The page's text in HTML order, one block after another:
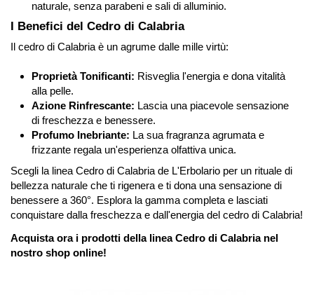
naturale, senza parabeni e sali di alluminio.
I Benefici del Cedro di Calabria
Il cedro di Calabria è un agrume dalle mille virtù:
Proprietà Tonificanti: Risveglia l'energia e dona vitalità
alla pelle.
Azione Rinfrescante: Lascia una piacevole sensazione
di freschezza e benessere.
Profumo Inebriante: La sua fragranza agrumata e
frizzante regala un'esperienza olfattiva unica.
Scegli la linea Cedro di Calabria de L'Erbolario per un rituale di
bellezza naturale che ti rigenera e ti dona una sensazione di
benessere a 360°. Esplora la gamma completa e lasciati
conquistare dalla freschezza e dall'energia del cedro di Calabria!
Acquista ora i prodotti della linea Cedro di Calabria nel
nostro shop online!